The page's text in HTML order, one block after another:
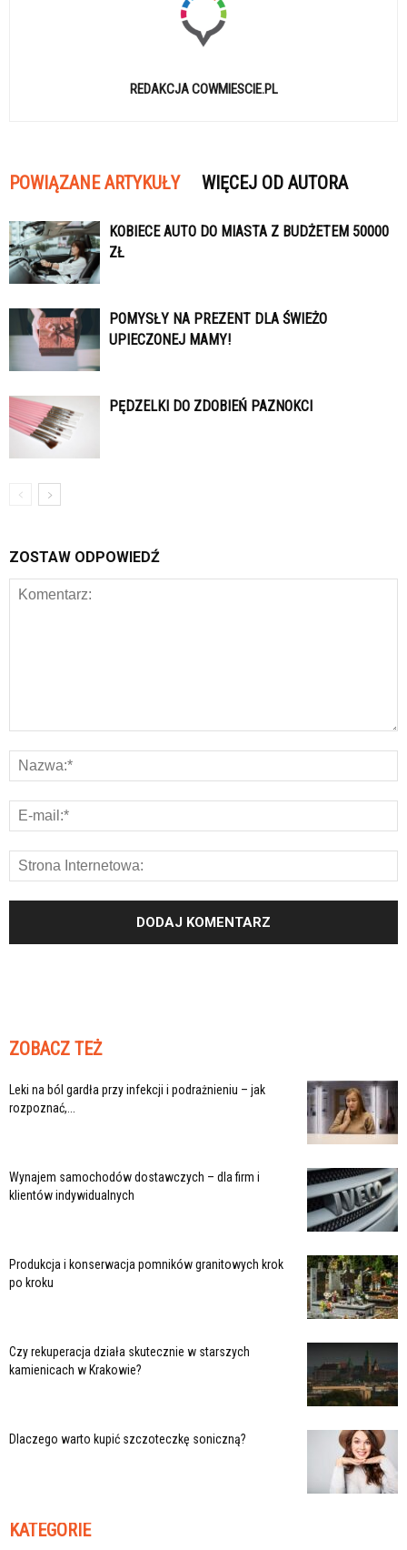
REDAKCJA COWMIESCIE.PL
POWIĄZANE ARTYKUŁY WIĘCEJ OD AUTORA
KOBIECE AUTO DO MIASTA Z BUDŻETEM 50000
ZŁ
POMYSŁY NA PREZENT DLA ŚWIEŻO
UPIECZONEJ MAMY!
PĘDZELKI DO ZDOBIEŃ PAZNOKCI
ZOSTAW ODPOWIEDŹ
ZOBACZ TEŻ
Leki na ból gardła przy infekcji i podrażnieniu – jak
rozpoznać,...
Wynajem samochodów dostawczych – dla firm i
klientów indywidualnych
Produkcja i konserwacja pomników granitowych krok
po kroku
Czy rekuperacja działa skutecznie w starszych
kamienicach w Krakowie?
Dlaczego warto kupić szczoteczkę soniczną?
KATEGORIE